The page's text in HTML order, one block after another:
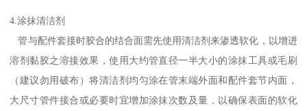
4.涂抹清洁剂
管与配件套接时胶合的结合面需先使用清洁剂来渗透软化，以增进
溶剂黏胶之溶接效果，使用大约管直径一半大小的涂抹工具或毛刷
（建议勿用破布）将清洁剂均匀涂在管末端外面和配件套节内面，
大尺寸管件接合或必要时宜增加涂抹次数及量，以确保表面的软化